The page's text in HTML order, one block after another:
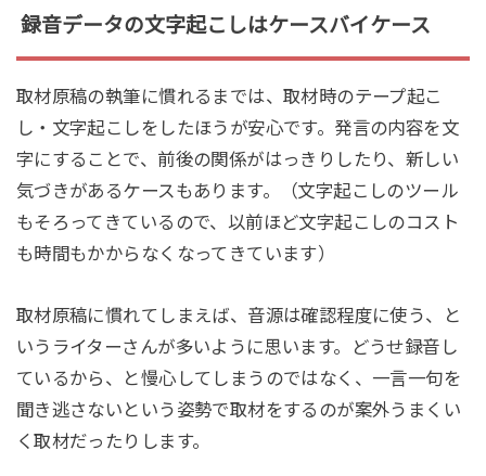
録音データの文字起こしはケースバイケース
取材原稿の執筆に慣れるまでは、取材時のテープ起こ
し・文字起こしをしたほうが安心です。発言の内容を文
字にすることで、前後の関係がはっきりしたり、新しい
気づきがあるケースもあります。（文字起こしのツール
もそろってきているので、以前ほど文字起こしのコスト
も時間もかからなくなってきています）
取材原稿に慣れてしまえば、音源は確認程度に使う、と
いうライターさんが多いように思います。どうせ録音し
ているから、と慢心してしまうのではなく、一言一句を
聞き逃さないという姿勢で取材をするのが案外うまくい
く取材だったりします。